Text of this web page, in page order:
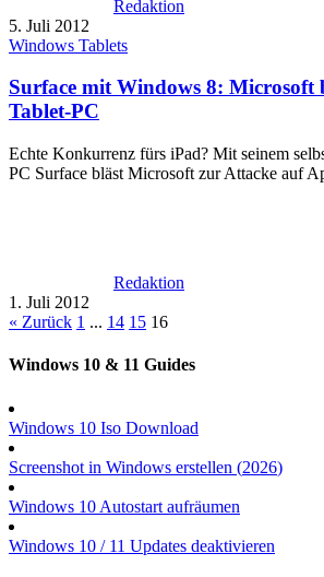
Redaktion
5. Juli 2012
Windows Tablets
Surface mit Windows 8: Microsoft
Tablet-PC
Echte Konkurrenz fürs iPad? Mit seinem
PC Surface bläst Microsoft zur Attacke auf
Redaktion
1. Juli 2012
« Zurück 1 ... 14 15 16
Windows 10 & 11 Guides
Windows 10 Iso Download
Screenshot in Windows erstellen (2026)
Windows 10 Autostart aufräumen
Windows 10 / 11 Updates deaktivieren